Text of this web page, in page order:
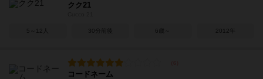
クク21
5～12人 30分前後 6歳～ 2012年
コードネーム